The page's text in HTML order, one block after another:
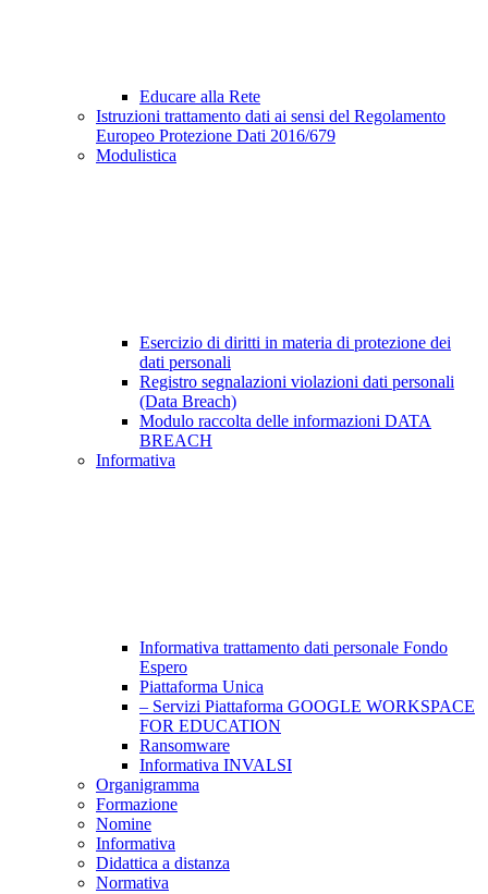
Educare alla Rete
Istruzioni trattamento dati ai sensi del Regolamento
Europeo Protezione Dati 2016/679
Modulistica
Esercizio di diritti in materia di protezione dei
dati personali
Registro segnalazioni violazioni dati personali
(Data Breach)
Modulo raccolta delle informazioni DATA
BREACH
Informativa
Informativa trattamento dati personale Fondo
Espero
Piattaforma Unica
– Servizi Piattaforma GOOGLE WORKSPACE
FOR EDUCATION
Ransomware
Informativa INVALSI
Organigramma
Formazione
Nomine
Informativa
Didattica a distanza
Normativa